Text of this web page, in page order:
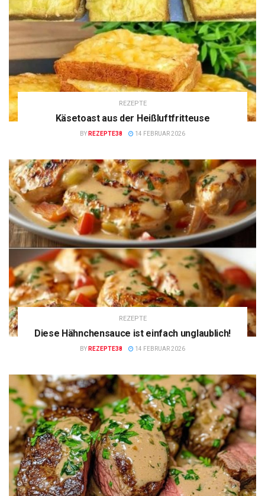
REZEPTE
Käsetoast aus der Heißluftfritteuse
BY REZEPTE38 14 FEBRUAR 2026
REZEPTE
Diese Hähnchensauce ist einfach unglaublich!
BY REZEPTE38 14 FEBRUAR 2026